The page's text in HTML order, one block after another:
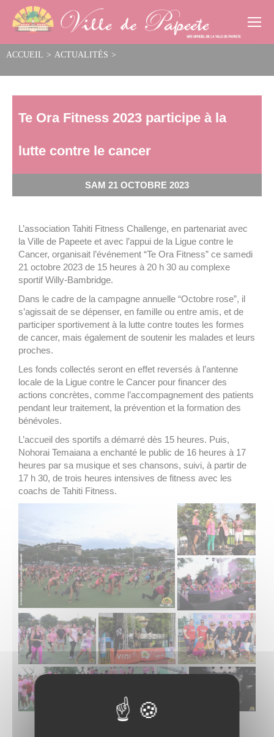
ACCUEIL > ACTUALITÉS >
Te Ora Fitness 2023 participe à la
lutte contre le cancer
SAM 21 OCTOBRE 2023
L’association Tahiti Fitness Challenge, en partenariat avec
la Ville de Papeete et avec l’appui de la Ligue contre le
Cancer, organisait l’événement “Te Ora Fitness” ce samedi
21 octobre 2023 de 15 heures à 20 h 30 au complexe
sportif Willy-Bambridge.
Dans le cadre de la campagne annuelle “Octobre rose”, il
s’agissait de se dépenser, en famille ou entre amis, et de
participer sportivement à la lutte contre toutes les formes
de cancer, mais également de soutenir les malades et leurs
proches.
Les fonds collectés seront en effet reversés à l’antenne
locale de la Ligue contre le Cancer pour financer des
actions concrètes, comme l’accompagnement des patients
pendant leur traitement, la prévention et la formation des
bénévoles.
L’accueil des sportifs a démarré dès 15 heures. Puis,
Nohorai Temaiana a enchanté le public de 16 heures à 17
heures par sa musique et ses chansons, suivi, à partir de
17 h 30, de trois heures intensives de fitness avec les
coachs de Tahiti Fitness.
Cookies management panel